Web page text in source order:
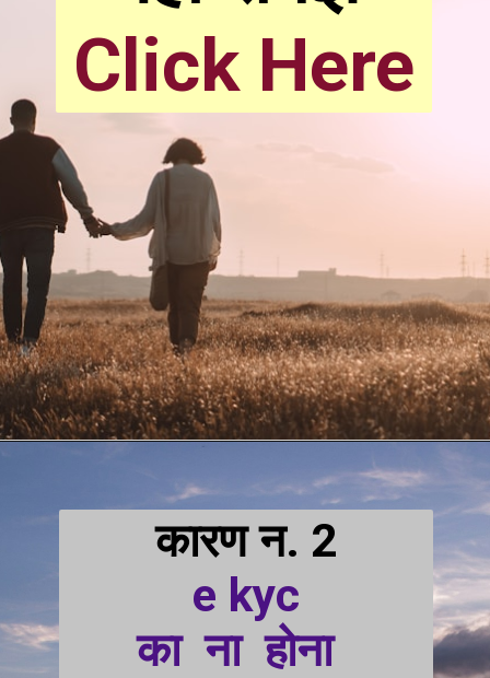
Click Here
कारण न. 2
e kyc
का  ना  होना